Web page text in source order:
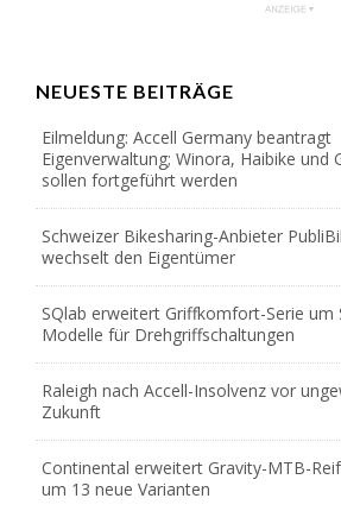
NEUESTE BEITRÄGE
Eilmeldung: Accell Germany beantragt
Eigenverwaltung; Winora, Haibike und
sollen fortgeführt werden
Schweizer Bikesharing-Anbieter
wechselt den Eigentümer
SQlab erweitert Griffkomfort-Serie um
Modelle für Drehgriffschaltungen
Raleigh nach Accell-Insolvenz vor
Zukunft
Continental erweitert Gravity-MTB-
um 13 neue Varianten